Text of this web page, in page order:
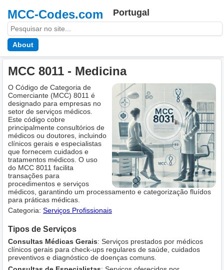
MCC-Codes.com Portugal
About
MCC 8011 - Medicina
O Código de Categoria de
Comerciante (MCC) 8011 é
designado para empresas no
setor de serviços médicos.
Este código cobre
principalmente consultórios de
médicos ou doutores, incluindo
clínicos gerais e especialistas
que fornecem cuidados e
tratamentos médicos. O uso
do MCC 8011 facilita
transações para
procedimentos e serviços
médicos, garantindo um processamento e categorização fluídos
para práticas médicas.
Categoria: Serviços Profissionais
Tipos de Serviços
Consultas Médicas Gerais: Serviços prestados por médicos
clínicos gerais para check-ups regulares de saúde, cuidados
preventivos e diagnóstico de doenças comuns.